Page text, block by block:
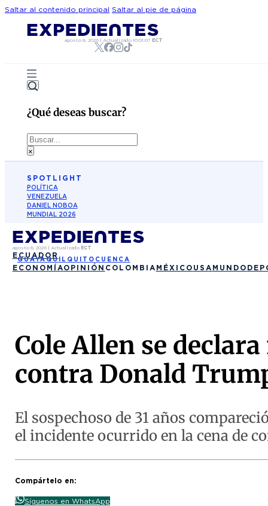
Saltar al contenido principal Saltar al pie de página
agosto 8, 2026 |Actualizado10:01:07 ECT
¿Qué deseas buscar?
Buscar
×
SPOTLIGHT
POLÍTICA
VENEZUELA
DANIEL NOBOA
MUNDIAL 2026
agosto 8, 2026| Actualizado ECT
ECUADOR
GUAYAQUIL QUITO CUENCA
ECONOMÍAOPINIÓN COLOMBIA MÉXICO USA MUNDO
Cole Allen se
contra Donald
El sospechoso de 31 años
el incidente ocurrido en la cena de
Compártelo en:
Síguenos en WhatsApp